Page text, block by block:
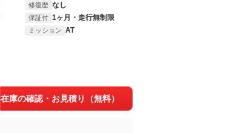
修復歴 なし
保証付 1ヶ月・走行無制限
ミッション AT
在庫の確認・お見積り（無料）